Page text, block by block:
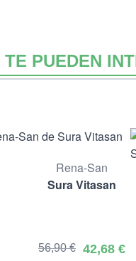
PUEDEN
Rena-San
Sura Vitasan
42,68 €
56,90 €